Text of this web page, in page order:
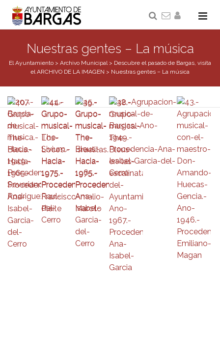
Nuestras gentes – La música
El Ayuntamiento > Archivo Municipal> Descubre el pasado de Bargas, visita
el ARCHIVO DE LA IMAGEN > Nuestras gentes – La música